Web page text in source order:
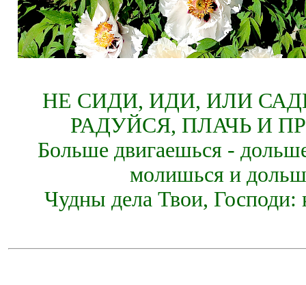
НЕ СИДИ, ИДИ, ИЛИ
РАДУЙСЯ, ПЛАЧЬ И
Больше двигаешься -
молишься и
Чудны дела Твои, Господи: